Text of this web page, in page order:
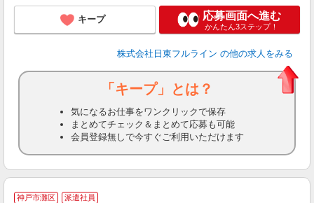
キープ 応募画面へ進む
かんたん3ステップ！
株式会社日東フルライン の他の求人をみる
「キープ」とは？
気になるお仕事をワンクリックで保存
まとめてチェック＆まとめて応募も可能
会員登録無しで今すぐご利用いただけます
神戸市灘区 派遣社員